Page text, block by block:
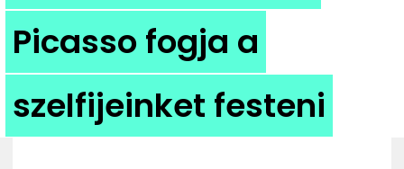
HIP
KULT
UTCA
Picasso fogja a
szelfijeinket festeni